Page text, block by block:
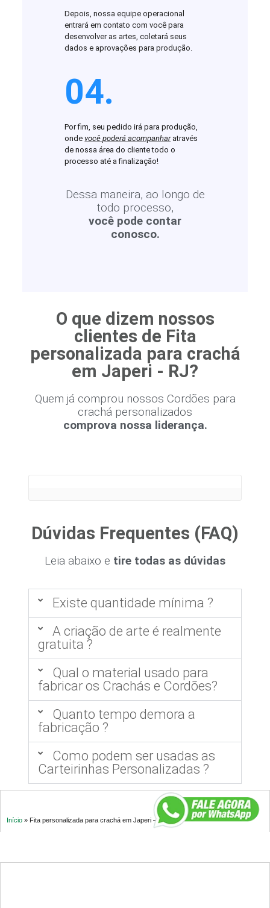
Depois, nossa equipe operacional
entrará em contato com você para
desenvolver as artes, coletará seus
dados e aprovações para produção.
04.
Por fim, seu pedido irá para produção,
ondevocê poderá acompanharatravés
de nossa área do cliente todo o
processo até a finalização!
Dessa maneira, ao longo de
todo processo,
você pode contar
conosco.
O que dizem nossos
clientes de Fita
personalizada para crachá
em Japeri - RJ?
Quem já comprou nossos Cordões para
crachá personalizados
comprova nossa liderança.
Dúvidas Frequentes (FAQ)
Leia abaixo e tire todas as dúvidas
Existe quantidade mínima ?
A criação de arte é realmente
gratuita ?
Qual o material usado para
fabricar os Crachás e Cordões?
Quanto tempo demora a
fabricação ?
Como podem ser usadas as
Carteirinhas Personalizadas ?
Início » Fita personalizada para crachá em Japeri – RJ